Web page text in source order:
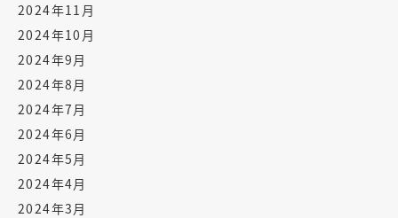
2024年11月
2024年10月
2024年9月
2024年8月
2024年7月
2024年6月
2024年5月
2024年4月
2024年3月